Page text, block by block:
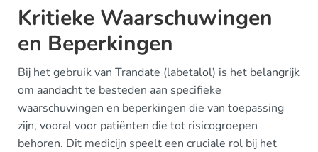
Kritieke Waarschuwingen
en Beperkingen
Bij het gebruik van Trandate (labetalol) is het belangrijk
om aandacht te besteden aan specifieke
waarschuwingen en beperkingen die van toepassing
zijn, vooral voor patiënten die tot risicogroepen
behoren. Dit medicijn speelt een cruciale rol bij het